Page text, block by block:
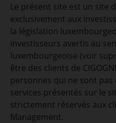
Le présent site est un site
exclusivement aux
la législation
investisseurs avertis au
luxembourgeoise (voir
être des clients de
personnes qui ne sont pas
services présentés sur le
strictement réservés aux
Management.